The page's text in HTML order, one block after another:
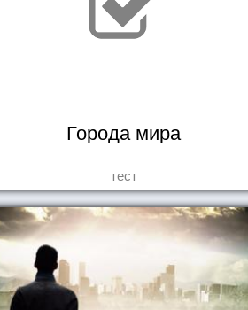
Города мира
тест